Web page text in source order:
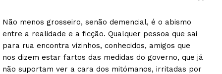
Não menos grosseiro, senão demencial, é o abismo
entre a realidade e a ficção. Qualquer pessoa que sai
para rua encontra vizinhos, conhecidos, amigos que
nos dizem estar fartos das medidas do governo, que já
não suportam ver a cara dos mitómanos, irritadas por